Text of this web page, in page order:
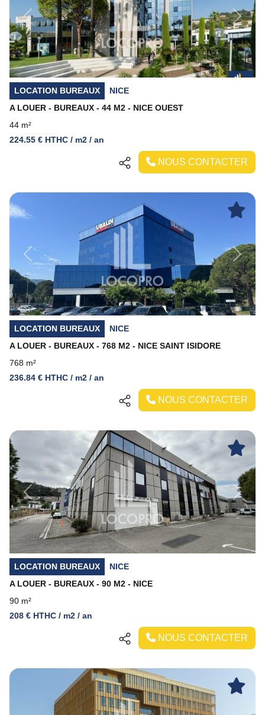
Previous Next
LOCATION BUREAUX
NICE
A LOUER - BUREAUX - 44 M2 - NICE OUEST
44 m²
224.55 € HTHC / m2 / an
NOUS CONTACTER
Previous Next
LOCATION BUREAUX
NICE
A LOUER - BUREAUX - 768 M2 - NICE SAINT ISIDORE
768 m²
236.84 € HTHC / m2 / an
NOUS CONTACTER
Previous Next
LOCATION BUREAUX
NICE
A LOUER - BUREAUX - 90 M2 - NICE
90 m²
208 € HTHC / m2 / an
NOUS CONTACTER